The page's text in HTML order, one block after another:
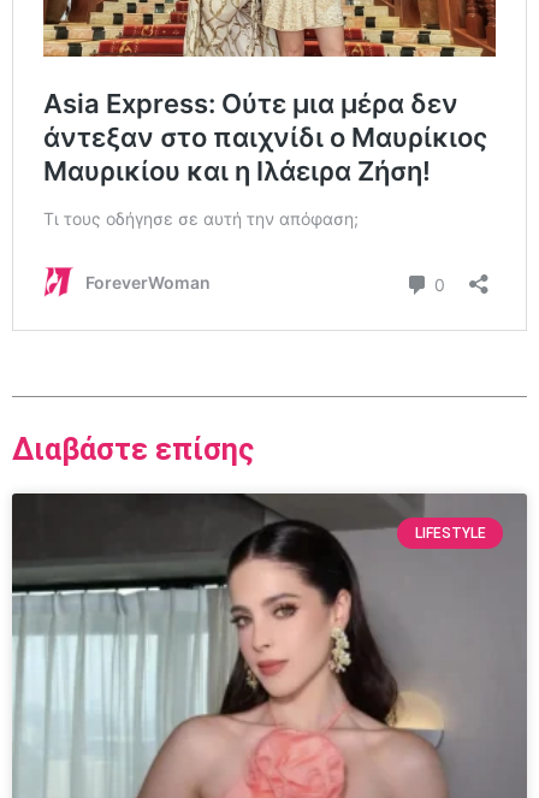
Διαβάστε επίσης
LIFESTYLE